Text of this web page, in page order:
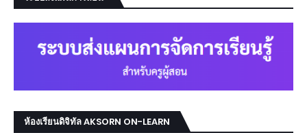
ห้องเรียนดิจิทัล AKSORN ON-LEARN